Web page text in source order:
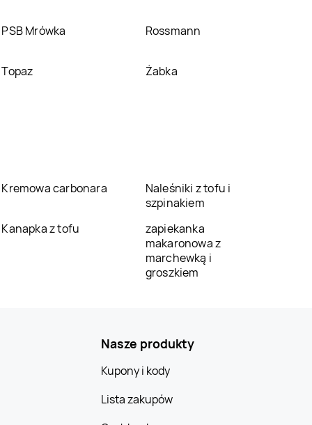
PSB Mrówka Rossmann
Topaz Żabka
Kremowa carbonara
Naleśniki z tofu i
szpinakiem
Kanapka z tofu
zapiekanka
makaronowa z
marchewką i
groszkiem
Nasze produkty
Kupony i kody
Lista zakupów